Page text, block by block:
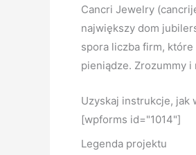
Cancri Jewelry
największy dom
spora liczba firm,
pieniądze. Zrozummy
Uzyskaj instrukcje, jak
[wpforms id="1014"]
Legenda projektu